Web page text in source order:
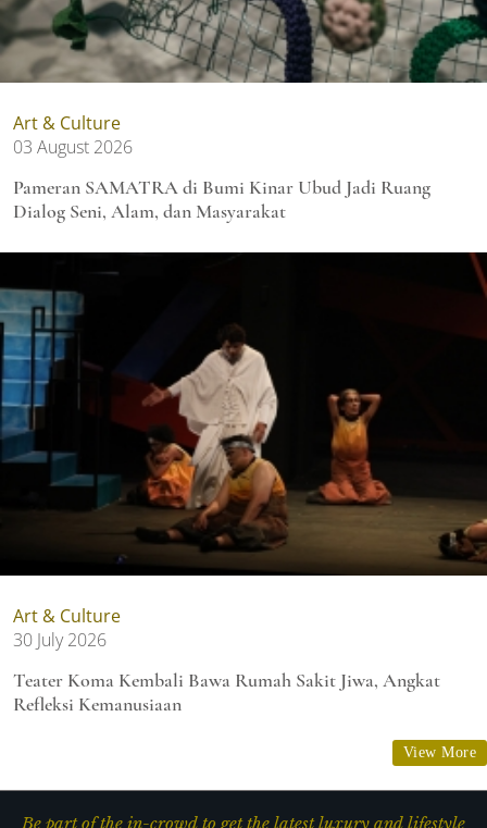
Art & Culture
03 August 2026
Pameran SAMATRA di Bumi Kinar Ubud Jadi Ruang
Dialog Seni, Alam, dan Masyarakat
Art & Culture
30 July 2026
Teater Koma Kembali Bawa Rumah Sakit Jiwa, Angkat
Refleksi Kemanusiaan
View More
Be part of the in-crowd to get the latest luxury and lifestyle